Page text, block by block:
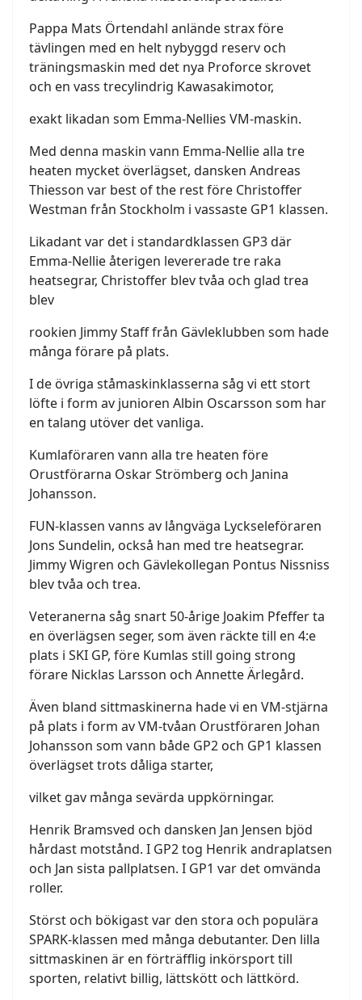
Pappa Mats Örtendahl anlände strax före
tävlingen med en helt nybyggd reserv och
träningsmaskin med det nya Proforce skrovet
och en vass trecylindrig Kawasakimotor,
exakt likadan som Emma-Nellies VM-maskin.
Med denna maskin vann Emma-Nellie alla tre
heaten mycket överlägset, dansken Andreas
Thiesson var best of the rest före Christoffer
Westman från Stockholm i vassaste GP1 klassen.
Likadant var det i standardklassen GP3 där
Emma-Nellie återigen levererade tre raka
heatsegrar, Christoffer blev tvåa och glad trea
blev
rookien Jimmy Staff från Gävleklubben som hade
många förare på plats.
I de övriga ståmaskinklasserna såg vi ett stort
löfte i form av junioren Albin Oscarsson som har
en talang utöver det vanliga.
Kumlaföraren vann alla tre heaten före
Orustförarna Oskar Strömberg och Janina
Johansson.
FUN-klassen vanns av långväga Lyckseleföraren
Jons Sundelin, också han med tre heatsegrar.
Jimmy Wigren och Gävlekollegan Pontus Nissniss
blev tvåa och trea.
Veteranerna såg snart 50-årige Joakim Pfeffer ta
en överlägsen seger, som även räckte till en 4:e
plats i SKI GP, före Kumlas still going strong
förare Nicklas Larsson och Annette Ärlegård.
Även bland sittmaskinerna hade vi en VM-stjärna
på plats i form av VM-tvåan Orustföraren Johan
Johansson som vann både GP2 och GP1 klassen
överlägset trots dåliga starter,
vilket gav många sevärda uppkörningar.
Henrik Bramsved och dansken Jan Jensen bjöd
hårdast motstånd. I GP2 tog Henrik andraplatsen
och Jan sista pallplatsen. I GP1 var det omvända
roller.
Störst och bökigast var den stora och populära
SPARK-klassen med många debutanter. Den lilla
sittmaskinen är en förträfflig inkörsport till
sporten, relativt billig, lättskött och lättkörd.